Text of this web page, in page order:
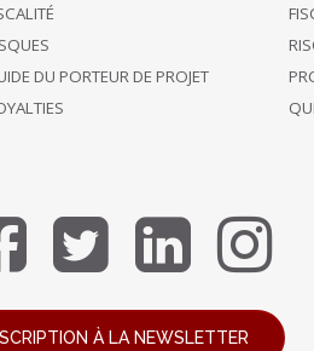
DU PORTEUR DE PROJET
À LA NEWSLETTER